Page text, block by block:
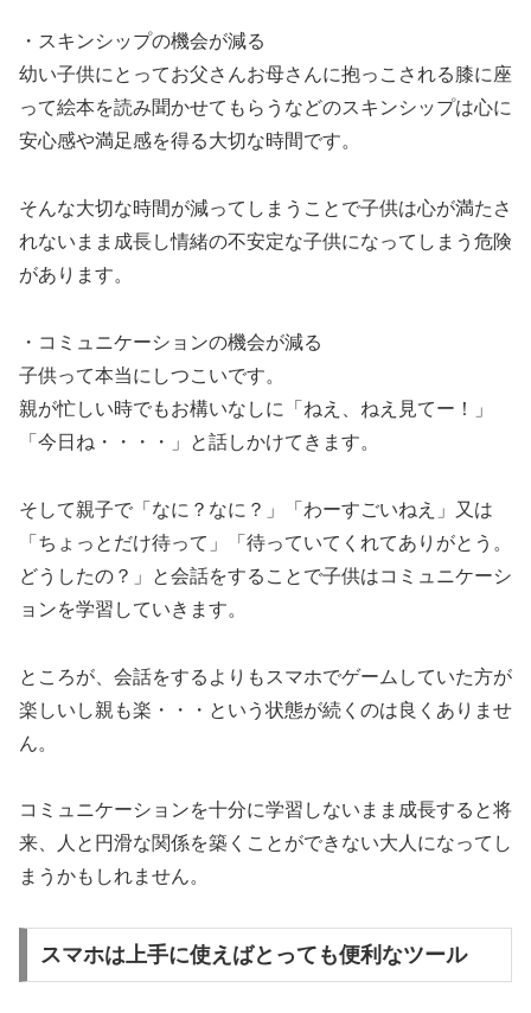
・スキンシップの機会が減る
幼い子供にとってお父さんお母さんに抱っこされる膝に座
って絵本を読み聞かせてもらうなどのスキンシップは心に
安心感や満足感を得る大切な時間です。
そんな大切な時間が減ってしまうことで子供は心が満たさ
れないまま成長し情緒の不安定な子供になってしまう危険
があります。
・コミュニケーションの機会が減る
子供って本当にしつこいです。
親が忙しい時でもお構いなしに「ねえ、ねえ見てー！」
「今日ね・・・・」と話しかけてきます。
そして親子で「なに？なに？」「わーすごいねえ」又は
「ちょっとだけ待って」「待っていてくれてありがとう。
どうしたの？」と会話をすることで子供はコミュニケーシ
ョンを学習していきます。
ところが、会話をするよりもスマホでゲームしていた方が
楽しいし親も楽・・・という状態が続くのは良くありませ
ん。
コミュニケーションを十分に学習しないまま成長すると将
来、人と円滑な関係を築くことができない大人になってし
まうかもしれません。
スマホは上手に使えばとっても便利なツール